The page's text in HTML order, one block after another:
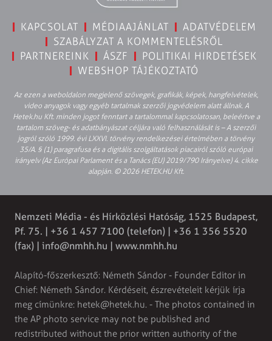
KAPCSOLAT MÉDIAAJÁNLAT
ADATVÉDELEM
SZABÁLYZAT A KOMMENTELÉSRŐL
PARTNEREINK
ÁSZF
POLITIKAI HIRDETÉSEK
WEBSHOP TÁJÉKOZTATÓ
Az ezen a weboldalon megjelenő szövegek, grafikák, képek, hangfelvételek,
video anyagok vagy egyéb tartalmak szerzői jogvédelem alatt állnak. A
Hetek.hu Kft. minden jogot fenntart a tartalommal kapcsolatosan, beleértve a
tartalom szöveg- és adatbányászat céljára való felhasználását is – A szerzői
jogról szóló 1999. évi LXXVI. törvény rendelkezései értelmében a törvény
35/A. § (1) paragrafusa és a digitális szolgáltatások piacairól szóló európai
irányelv (Az Európai Parlament és a Tanács (EU) 2019/790 Irányelve) 4. cikke
alapján. © 2026 HETEK.HU Kft.
Nemzeti Média - és Hírközlési Hatóság, 1525 Budapest,
Pf. 75. | +36 1 457 7100 (telefon) | +36 1 356 5520
(fax) | info@nmhh.hu | www.nmhh.hu
Alapító-főszerkesztő: Németh Sándor - Founder Editor in
Chief: Németh Sándor. Kérdéseit, észrevételeit kérjük írja
meg címünkre: hetek@hetek.hu. - The photos contained in
the AP photo service may not be published and
redistributed without the prior written authority of the